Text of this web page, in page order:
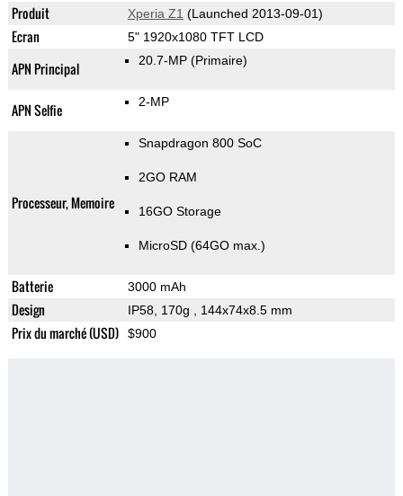
Produit Xperia Z1 (Launched 2013-09-01)
Ecran 5" 1920x1080 TFT LCD
APN Principal 20.7-MP (Primaire)
APN Selfie 2-MP
Processeur, Memoire
Snapdragon 800 SoC
2GO RAM
16GO Storage
MicroSD (64GO max.)
Batterie 3000 mAh
Design IP58, 170g , 144x74x8.5 mm
Prix du marché (USD) $900